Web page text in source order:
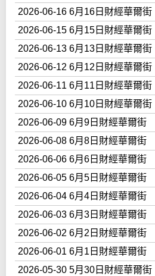
2026-06-16 6月16日財經華爾街
2026-06-15 6月15日財經華爾街
2026-06-13 6月13日財經華爾街
2026-06-12 6月12日財經華爾街
2026-06-11 6月11日財經華爾街
2026-06-10 6月10日財經華爾街
2026-06-09 6月9日財經華爾街
2026-06-08 6月8日財經華爾街
2026-06-06 6月6日財經華爾街
2026-06-05 6月5日財經華爾街
2026-06-04 6月4日財經華爾街
2026-06-03 6月3日財經華爾街
2026-06-02 6月2日財經華爾街
2026-06-01 6月1日財經華爾街
2026-05-30 5月30日財經華爾街